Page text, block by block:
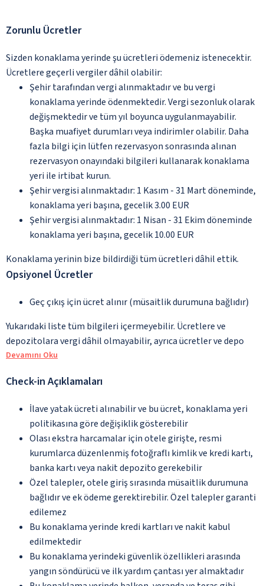
Zorunlu Ücretler
Sizden konaklama yerinde şu ücretleri ödemeniz istenecektir.
Ücretlere geçerli vergiler dâhil olabilir:
Şehir tarafından vergi alınmaktadır ve bu vergi
konaklama yerinde ödenmektedir. Vergi sezonluk olarak
değişmektedir ve tüm yıl boyunca uygulanmayabilir.
Başka muafiyet durumları veya indirimler olabilir. Daha
fazla bilgi için lütfen rezervasyon sonrasında alınan
rezervasyon onayındaki bilgileri kullanarak konaklama
yeri ile irtibat kurun.
Şehir vergisi alınmaktadır: 1 Kasım - 31 Mart döneminde,
konaklama yeri başına, gecelik 3.00 EUR
Şehir vergisi alınmaktadır: 1 Nisan - 31 Ekim döneminde
konaklama yeri başına, gecelik 10.00 EUR
Konaklama yerinin bize bildirdiği tüm ücretleri dâhil ettik.
Opsiyonel Ücretler
Geç çıkış için ücret alınır (müsaitlik durumuna bağlıdır)
Yukarıdaki liste tüm bilgileri içermeyebilir. Ücretlere ve
depozitolara vergi dâhil olmayabilir, ayrıca ücretler ve depo
Devamını Oku
Check-in Açıklamaları
İlave yatak ücreti alınabilir ve bu ücret, konaklama yeri
politikasına göre değişiklik gösterebilir
Olası ekstra harcamalar için otele girişte, resmi
kurumlarca düzenlenmiş fotoğraflı kimlik ve kredi kartı,
banka kartı veya nakit depozito gerekebilir
Özel talepler, otele giriş sırasında müsaitlik durumuna
bağlıdır ve ek ödeme gerektirebilir. Özel talepler garanti
edilemez
Bu konaklama yerinde kredi kartları ve nakit kabul
edilmektedir
Bu konaklama yerindeki güvenlik özellikleri arasında
yangın söndürücü ve ilk yardım çantası yer almaktadır